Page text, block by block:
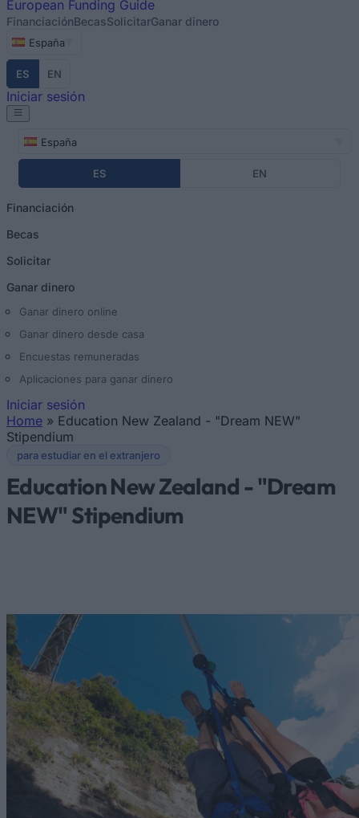
European Funding Guide
FinanciaciónBecasSolicitarGanar dinero
España
ES EN
Iniciar sesión
España
ES EN
Financiación
Becas
Solicitar
Ganar dinero
Ganar dinero online
Ganar dinero desde casa
Encuestas remuneradas
Aplicaciones para ganar dinero
Iniciar sesión
Se encuentra usted aquí
Home » Education New Zealand - "Dream NEW"
Stipendium
para estudiar en el extranjero
Education New Zealand - "Dream
NEW" Stipendium